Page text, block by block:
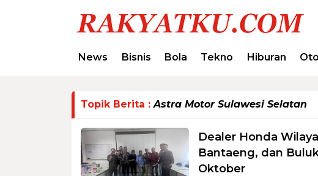
News Bisnis Bola Tekno Hiburan
Topik Berita :Astra Motor Sulawesi Selatan
Dealer Honda
Bantaeng, dan
Oktober